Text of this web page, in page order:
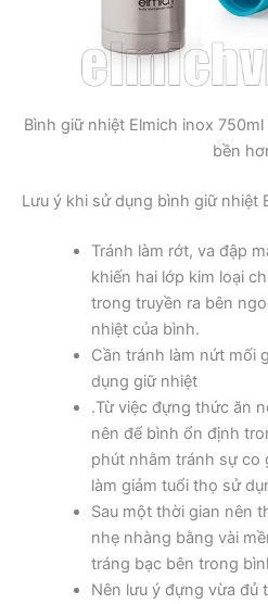
Bình giữ nhiệt Elmich inox
bền
Lưu ý khi sử dụng bình giữ nhiệt
Tránh làm rớt, va đập
khiến hai lớp kim loại
trong truyền ra bên
nhiệt của bình.
Cần tránh làm nứt mối
dụng giữ nhiệt
.Từ việc đựng thức ăn
nên để bình ổn định
phút nhằm tránh sự co
làm giảm tuổi thọ sử
Sau một thời gian nên
nhẹ nhàng bằng vài
tráng bạc bên trong
Nên lưu ý đựng vừa đủ